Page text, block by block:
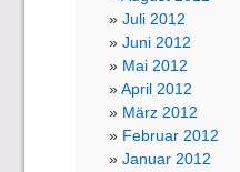
Juli 2012
Juni 2012
Mai 2012
April 2012
März 2012
Februar 2012
Januar 2012